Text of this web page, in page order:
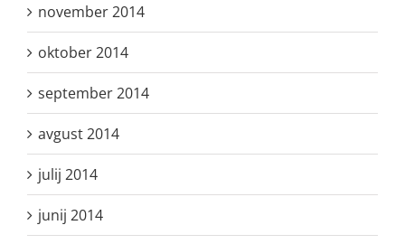
november 2014
oktober 2014
september 2014
avgust 2014
julij 2014
junij 2014